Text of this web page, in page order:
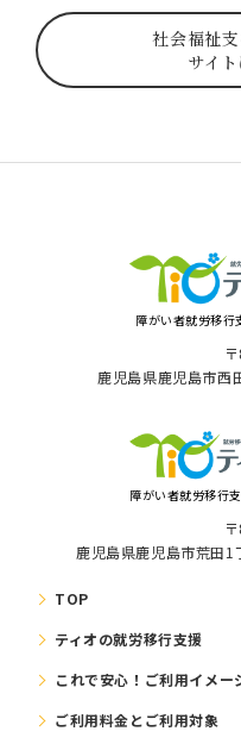
社会福祉
サイ
障がい者就労移⾏
⿅児島県⿅児島市⻄
障がい者就労移⾏
鹿児島県鹿児島市荒田
TOP
ティオの就労移⾏⽀援
これで安⼼！ご利⽤イメー
ご利⽤料⾦とご利⽤対象